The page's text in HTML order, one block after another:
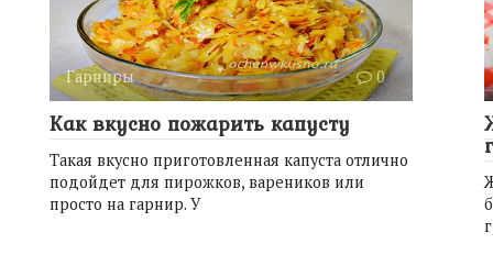
Гарниры 0
Как вкусно пожарить капусту
Такая вкусно приготовленная капуста отлично
подойдет для пирожков, вареников или
просто на гарнир. У